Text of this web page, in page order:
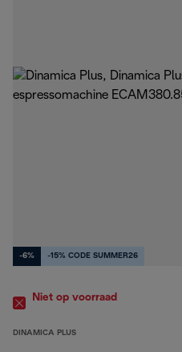
-6% -15% CODE SUMMER26
Niet op voorraad
DINAMICA PLUS